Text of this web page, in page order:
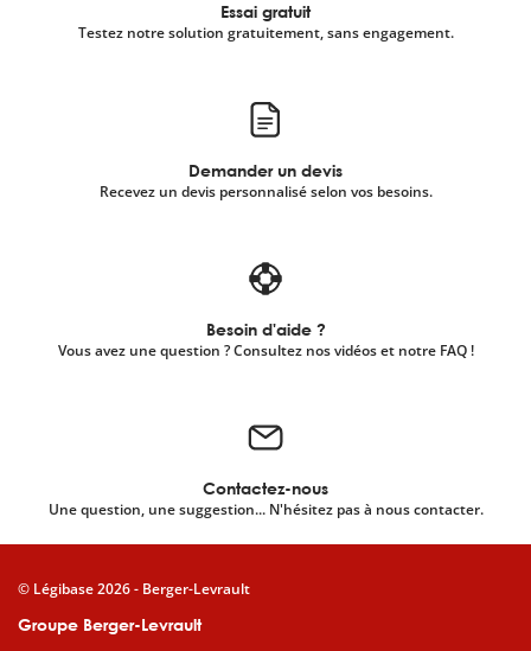
Essai gratuit
Testez notre solution gratuitement, sans engagement.
Demander un devis
Recevez un devis personnalisé selon vos besoins.
Besoin d'aide ?
Vous avez une question ? Consultez nos vidéos et notre FAQ !
Contactez-nous
Une question, une suggestion... N'hésitez pas à nous contacter.
Groupe Berger-Levrault
© Légibase 2026 - Berger-Levrault